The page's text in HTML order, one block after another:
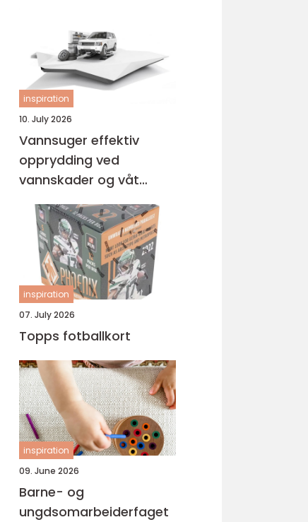
inspiration
10. July 2026
Vannsuger effektiv
opprydding ved
vannskader og våt
rengjøring
inspiration
07. July 2026
Topps fotballkort
inspiration
09. June 2026
Barne- og
ungdsomarbeiderfaget